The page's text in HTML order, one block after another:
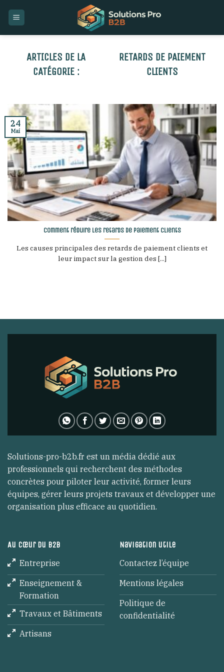
RETARDS DE PAIEMENT
CLIENTS
Comment réduire les retards de paiement clients
Les causes principales des retards de paiement clients et
leur impact sur la gestion des [...]
24
Mai
Solutions-pro-b2b.fr est un média dédié aux
professionnels qui recherchent des méthodes
concrètes pour piloter leur activité, former leurs
équipes, gérer leurs projets travaux et développer une
organisation plus efficace au quotidien.
Au cœur du B2B
Entreprise
Enseignement &
Formation
Travaux et Bâtiments
Artisans
Navigation utile
Contactez l’équipe
Mentions légales
Politique de
confidentialité